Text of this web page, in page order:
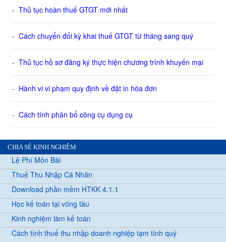
- Thủ tục hoàn thuế GTGT mới nhất
- Cách chuyển đổi kỳ khai thuế GTGT từ tháng sang quý
- Thủ tục hồ sơ đăng ký thực hiện chương trình khuyến mại
- Hành vi vi phạm quy định về đặt in hóa đơn
- Cách tính phân bổ công cụ dụng cụ
CHIA SẺ KINH NGHIỆM
Lệ Phí Môn Bài
Thuế Thu Nhập Cá Nhân
Download phần mềm HTKK 4.1.1
Học kế toán tại vũng tàu
Kinh nghiệm làm kế toán
Cách tính thuế thu nhập doanh nghiệp tạm tính quý